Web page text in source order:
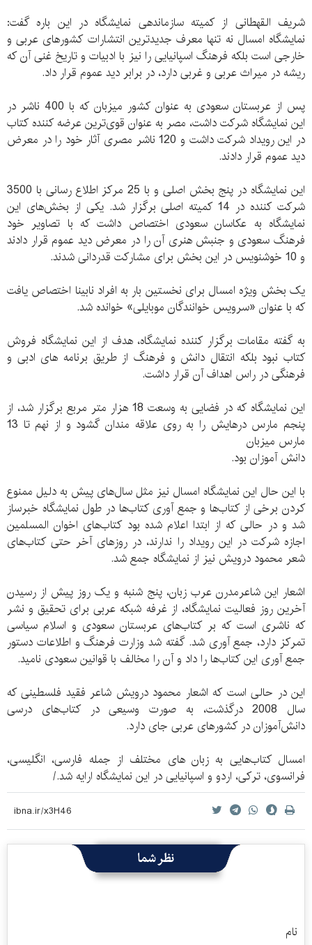
شریف القهطانی از کمیته سازماندهی نمایشگاه در این باره گفت:
نمایشگاه امسال نه تنها معرف جدیدترین انتشارات کشورهای عربی و
خارجی است بلکه فرهنگ اسپانیایی را نیز با ادبیات و تاریخ غنی آن که
ریشه در میراث عربی و غربی دارد، در برابر دید عموم قرار داد.
پس از عربستان سعودی به عنوان کشور میزبان که با 400 ناشر در
این نمایشگاه شرکت داشت، مصر به عنوان قوی‌ترین عرضه کننده کتاب
در این رویداد شرکت داشت و 120 ناشر مصری آثار خود را در معرض
دید عموم قرار دادند.
این نمایشگاه در پنج بخش اصلی و با 25 مرکز اطلاع رسانی با 3500
شرکت کننده در 14 کمیته اصلی برگزار شد. یکی از بخش‌های این
نمایشگاه به عکاسان سعودی اختصاص داشت که با تصاویر خود
فرهنگ سعودی و جنبش هنری آن را در معرض دید عموم قرار دادند
و 10 خوشنویس در این بخش برای مشارکت قدردانی شدند.
یک بخش ویژه امسال برای نخستین بار به افراد نابینا اختصاص یافت
که با عنوان «سرویس خوانندگان موبایلی» خوانده شد.
به گفته مقامات برگزار کننده نمایشگاه، هدف از این نمایشگاه فروش
کتاب نبود بلکه انتقال دانش و فرهنگ از طریق برنامه های ادبی و
فرهنگی در راس اهداف آن قرار داشت.
این نمایشگاه که در فضایی به وسعت 18 هزار متر مربع برگزار شد، از
پنجم مارس درهایش را به روی علاقه مندان گشود و از نهم تا 13
مارس میزبان
دانش آموزان بود.
با این حال این نمایشگاه امسال نیز مثل سال‌های پیش به دلیل ممنوع
کردن برخی از کتاب‌ها و جمع آوری کتاب‌ها در طول نمایشگاه خبرساز
شد و در حالی که از ابتدا اعلام شده بود کتاب‌های اخوان المسلمین
اجازه شرکت در این رویداد را ندارند، در روزهای آخر حتی کتاب‌های
شعر محمود درویش نیز از نمایشگاه جمع شد.
اشعار این شاعرمدرن عرب زبان، پنج شنبه و یک روز پیش از رسیدن
آخرین روز فعالیت نمایشگاه، از غرفه شبکه عربی برای تحقیق و نشر
که ناشری است که بر کتاب‌های عربستان سعودی و اسلام سیاسی
تمرکز دارد، جمع آوری شد. گفته شد وزارت فرهنگ و اطلاعات دستور
جمع آوری این کتاب‌ها را داد و آن را مخالف با قوانین سعودی نامید.
این در حالی است که اشعار محمود درویش شاعر فقید فلسطینی که
سال 2008 درگذشت، به صورت وسیعی در کتاب‌های درسی
دانش‌آموزان در کشورهای عربی جای دارد.
امسال کتاب‌هایی به زبان های مختلف از جمله فارسی، انگلیسی،
فرانسوی، ترکی، اردو و اسپانیایی در این نمایشگاه ارایه شد./
نظر شما
نام